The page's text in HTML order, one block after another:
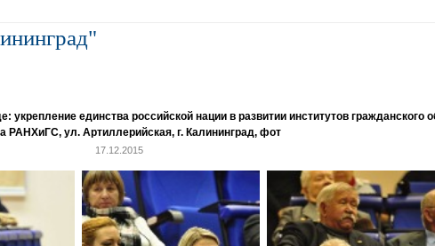
единства российской нации в развитии институтов гражданского
РАНХиГС, ул. Артиллерийская, г. Калининград, фот
17.12.2015